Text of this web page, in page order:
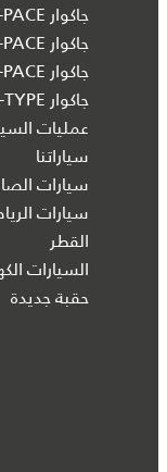
جاكوار F-PACE
جاكوار E-PACE
جاكوار I‑PACE
جاكوار F-TYPE
عمليات
سياراتنا
سيارات
سيارات
القطر
السيارات
حقبة جديدة